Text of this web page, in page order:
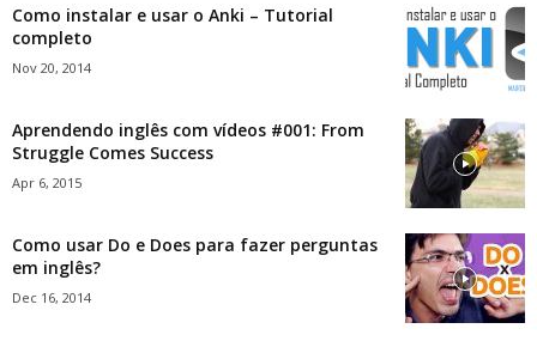
Como instalar e usar o Anki – Tutorial
completo
Nov 20, 2014
Aprendendo inglês com vídeos #001: From
Struggle Comes Success
Apr 6, 2015
Como usar Do e Does para fazer perguntas
em inglês?
Dec 16, 2014